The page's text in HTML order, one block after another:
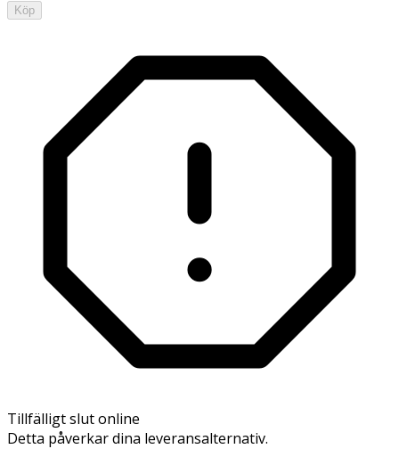
Köp
Tillfälligt slut online
Detta påverkar dina leveransalternativ.